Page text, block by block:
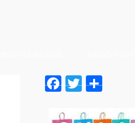
Facebook
TwitterShare